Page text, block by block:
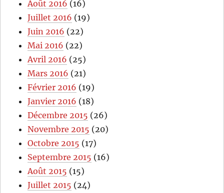
Août 2016 (16)
Juillet 2016 (19)
Juin 2016 (22)
Mai 2016 (22)
Avril 2016 (25)
Mars 2016 (21)
Février 2016 (19)
Janvier 2016 (18)
Décembre 2015 (26)
Novembre 2015 (20)
Octobre 2015 (17)
Septembre 2015 (16)
Août 2015 (15)
Juillet 2015 (24)